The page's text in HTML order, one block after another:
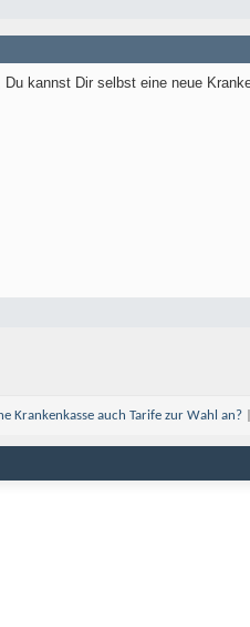
kannst Dir selbst eine neue
Krankenkasse auch Tarife zur Wahl an?|